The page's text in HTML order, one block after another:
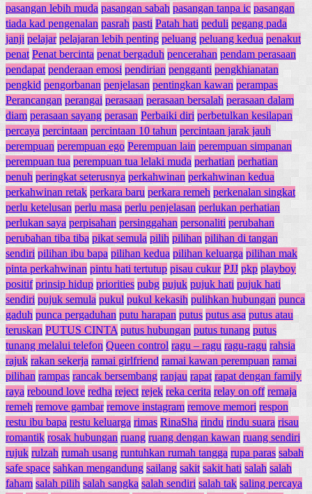
pasangan lebih muda pasangan sabah pasangan tanpa ic pasangan
tiada kad pengenalan pasrah pasti Patah hati peduli pegang pada
janji pelajar pelajaran lebih penting peluang peluang kedua penakut
penat Penat bercinta penat bergaduh pencerahan pendam perasaan
pendapat penderaan emosi pendirian pengganti pengkhianatan
pengkid pengorbanan penjelasan pentingkan kawan perampas
Perancangan perangai perasaan perasaan bersalah perasaan dalam
diam perasaan sayang perasan Perbaiki diri perbetulkan kesilapan
percaya percintaan percintaan 10 tahun percintaan jarak jauh
perempuan perempuan ego Perempuan lain perempuan simpanan
perempuan tua perempuan tua lelaki muda perhatian perhatian
penuh peringkat seterusnya perkahwinan perkahwinan kedua
perkahwinan retak perkara baru perkara remeh perkenalan singkat
perlu ketelusan perlu masa perlu penjelasan perlukan perhatian
perlukan saya perpisahan persinggahan personaliti perubahan
perubahan tiba tiba pikat semula pilih pilihan pilihan di tangan
sendiri pilihan ibu bapa pilihan kedua pilihan keluarga pilihan mak
pinta perkahwinan pintu hati tertutup pisau cukur PJJ pkp playboy
positif prinsip hidup priorities pubg pujuk pujuk hati pujuk hati
sendiri pujuk semula pukul pukul kekasih pulihkan hubungan punca
gaduh punca pergaduhan putu harapan putus putus asa putus atau
teruskan PUTUS CINTA putus hubungan putus tunang putus
tunang melalui telefon Queen control ragu – ragu ragu-ragu rahsia
rajuk rakan sekerja ramai girlfriend ramai kawan perempuan ramai
pilihan rampas rancak bersembang ranjau rapat rapat dengan family
raya rebound love redha reject rejek reka cerita relay on off remaja
remeh remove gambar remove instagram remove memori respon
restu ibu bapa restu keluarga rimas RinaSha rindu rindu suara risau
romantik rosak hubungan ruang ruang dengan kawan ruang sendiri
rujuk rulzah rumah usang runtuhkan rumah tangga rupa paras sabah
safe space sahkan mengandung sailang sakit sakit hati salah salah
faham salah pilih salah sangka salah sendiri salah tak saling percaya